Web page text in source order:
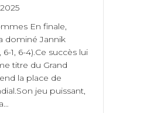
En finale,
dominé Jannik
6-1, 6-4).Ce succès lui
titre du Grand
la place de
jeu puissant,